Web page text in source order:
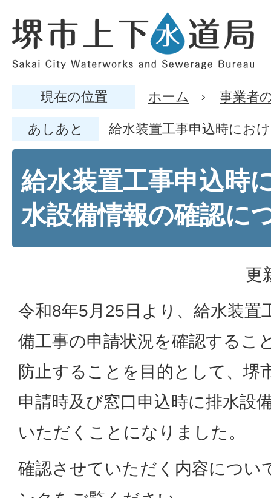
現在の位置 ホーム 事業者
あしあと 給水装置工事申込時にお
給水装置工事申込時
水設備情報の確認に
更
令和8年5月25日より、給水装置
備工事の申請状況を確認するこ
防止することを目的として、堺
申請時及び窓口申込時に排水設
いただくことになりました。
確認させていただく内容につい